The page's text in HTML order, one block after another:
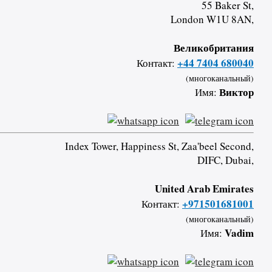
55 Baker St,
London W1U 8AN,
Великобритания
Контакт: +44 7404 680040
(многоканальный)
Имя: Виктор
Index Tower, Happiness St, Zaa'beel Second,
DIFC, Dubai,
United Arab Emirates
Контакт: +971501681001
(многоканальный)
Имя: Vadim